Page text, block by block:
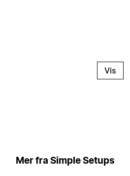
Vis
Mer fra Simple Setups